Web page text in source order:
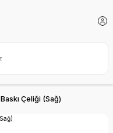
Baskı Çeliği (Sağ)